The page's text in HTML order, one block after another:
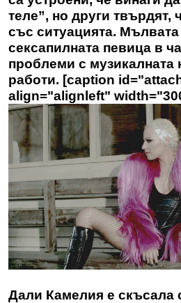
теле”, но други твърдят,
със ситуацията. Мълвата
сексапилната певица в
проблеми с музикалната
работи. [caption
align="alignleft"
Дали Камелия е скъсала